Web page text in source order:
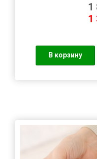
1
1